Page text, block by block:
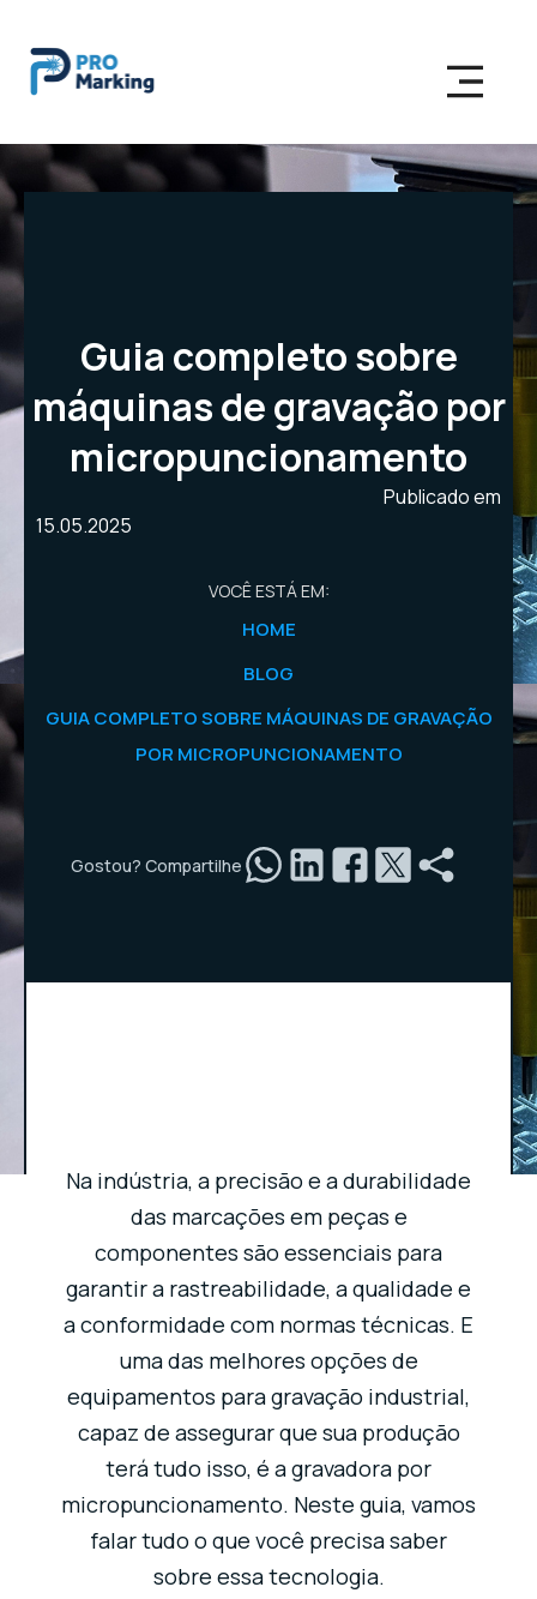
Guia completo sobre
máquinas de gravação por
micropuncionamento
Publicado em
15.05.2025
VOCÊ ESTÁ EM:
HOME
BLOG
GUIA COMPLETO SOBRE MÁQUINAS DE GRAVAÇÃO
POR MICROPUNCIONAMENTO
Gostou? Compartilhe
Na indústria, a precisão e a durabilidade
das marcações em peças e
componentes são essenciais para
garantir a rastreabilidade, a qualidade e
a conformidade com normas técnicas. E
uma das melhores opções de
equipamentos para gravação industrial,
capaz de assegurar que sua produção
terá tudo isso, é a gravadora por
micropuncionamento. Neste guia, vamos
falar tudo o que você precisa saber
sobre essa tecnologia.